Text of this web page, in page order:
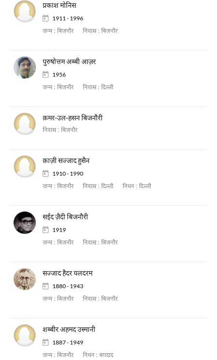
प्रकाश मोनिस
1911 - 1996
जन्म : बिजनौर निवास : बिजनौर
पुरुषोत्तम अब्बी आज़र
1956
जन्म : बिजनौर निवास : दिल्ली
क़मर-उल-हसन बिजनौरी
निवास : बिजनौर
क़ाज़ी सज्जाद हुसैन
1910 - 1990
जन्म : बिजनौर निवास : दिल्ली निधन : दिल्ली
सईद ज़ैदी बिजनौरी
1919
जन्म : बिजनौर निवास : बिजनौर
सज्जाद हैदर यलदरम
1880 - 1943
जन्म : बिजनौर निवास : बिजनौर
शब्बीर अहमद उस्मानी
1887 - 1949
जन्म : बिजनौर निधन : बग़दाद